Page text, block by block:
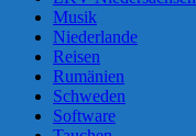
Musik
Niederlande
Reisen
Rumänien
Schweden
Software